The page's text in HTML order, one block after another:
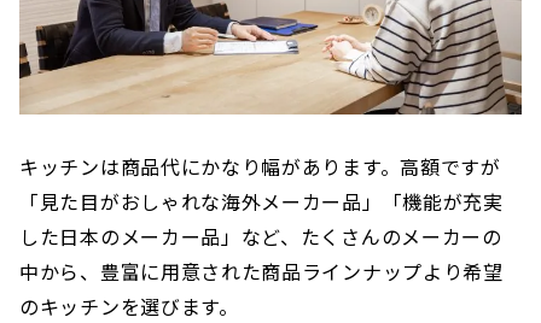
キッチンは商品代にかなり幅があります。高額ですが
「見た目がおしゃれな海外メーカー品」「機能が充実
した日本のメーカー品」など、たくさんのメーカーの
中から、豊富に用意された商品ラインナップより希望
のキッチンを選びます。